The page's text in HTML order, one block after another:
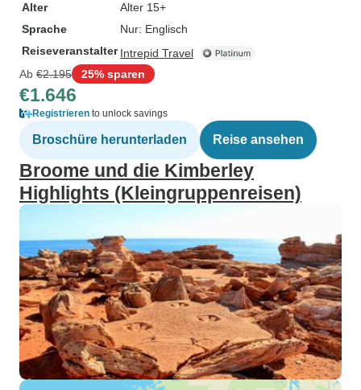
Alter
Alter 15+
Sprache
Nur: Englisch
Reiseveranstalter Intrepid Travel
Ab €2.195 25% sparen
€1.646
Registrieren to unlock savings
Broschüre herunterladen Reise ansehen
Broome und die Kimberley
Highlights (Kleingruppenreisen)